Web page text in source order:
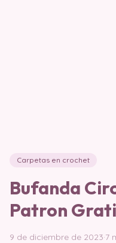
Carpetas en crochet
Bufanda
Patron
9 de diciembre de 2023·7